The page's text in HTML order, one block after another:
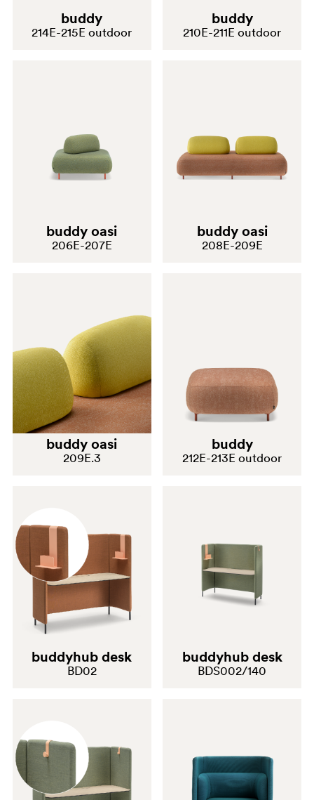
buddy
214E-215E outdoor
buddy
210E-211E outdoor
buddy oasi
206E-207E
buddy oasi
208E-209E
buddy oasi
209E.3
buddy
212E-213E outdoor
buddyhub desk
BD02
buddyhub desk
BDS002/140